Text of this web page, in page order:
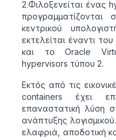
2.Φιλοξενείται ένας
προγραμματίζονται
κεντρικού
εκτελείται έναντι
και το Oracle
hypervisors τύπου 2.
Εκτός από τις
containers έχει
επαναστατική λύση
ανάπτυξης
ελαφριά, αποδοτική